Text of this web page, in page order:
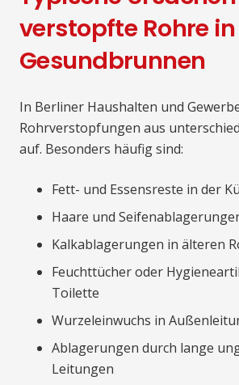
verstopfte Rohre in
Gesundbrunnen
In Berliner Haushalten und
Rohrverstopfungen aus
auf. Besonders häufig sind:
Fett- und Essensreste in der
Haare und
Kalkablagerungen in älteren
Feuchttücher oder
Toilette
Wurzeleinwuchs in
Ablagerungen durch lange
Leitungen